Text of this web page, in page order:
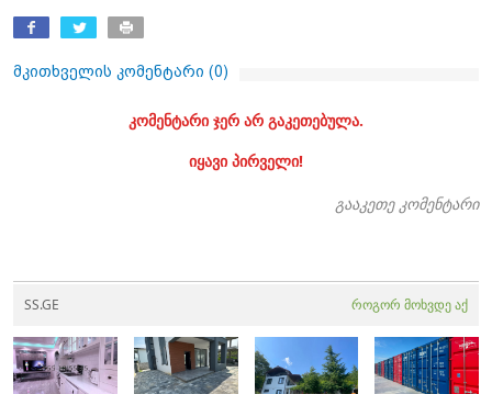
მკითხველის კომენტარი (0)
კომენტარი ჯერ არ გაკეთებულა.
იყავი პირველი!
გააკეთე კომენტარი
SS.GE როგორ მოხვდე აქ